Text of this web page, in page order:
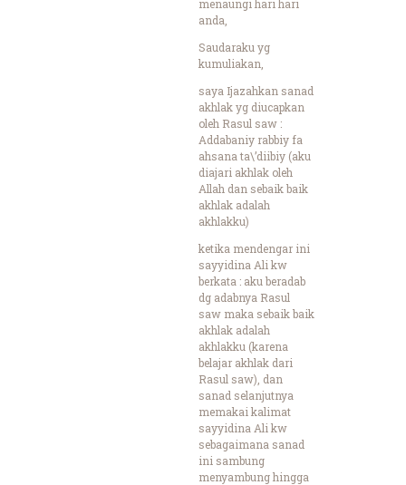
menaungi hari hari
anda,
Saudaraku yg
kumuliakan,
saya Ijazahkan sanad
akhlak yg diucapkan
oleh Rasul saw :
Addabaniy rabbiy fa
ahsana ta\’diibiy (aku
diajari akhlak oleh
Allah dan sebaik baik
akhlak adalah
akhlakku)
ketika mendengar ini
sayyidina Ali kw
berkata : aku beradab
dg adabnya Rasul
saw maka sebaik baik
akhlak adalah
akhlakku (karena
belajar akhlak dari
Rasul saw), dan
sanad selanjutnya
memakai kalimat
sayyidina Ali kw
sebagaimana sanad
ini sambung
menyambung hingga